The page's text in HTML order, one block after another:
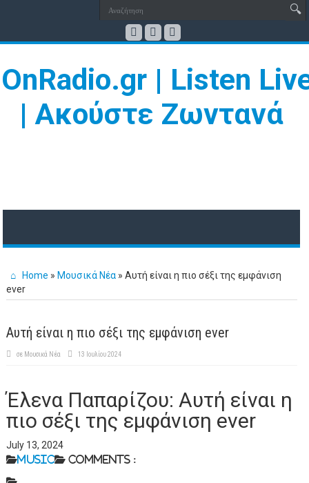
Home » Μουσικά Νέα » Αυτή είναι η πιο σέξι της εμφάνιση
ever
Αυτή είναι η πιο σέξι της εμφάνιση ever
σε Μουσικά Νέα 13 Ιουλίου 2024
Έλενα Παπαρίζου: Αυτή είναι η
πιο σέξι της εμφάνιση ever
July 13, 2024
Music Comments :